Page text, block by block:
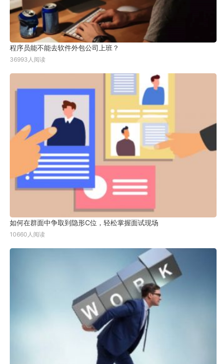
程序员能不能去软件外包公司上班？
36993人阅读
如何在群面中争取到隐形C位，轻松掌握面试现场
10660人阅读